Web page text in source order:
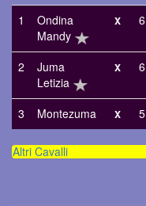
1
Ondina
Mandy
X 6
2
Juma
Letizia
X 6
3 Montezuma X 5
Altri Cavalli